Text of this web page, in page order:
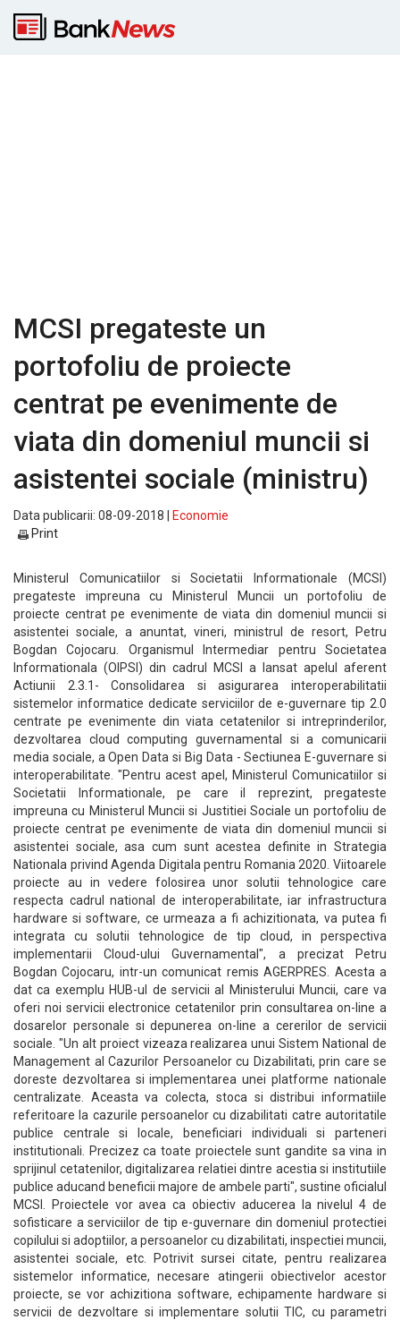
MCSI pregateste un
portofoliu de proiecte
centrat pe evenimente de
viata din domeniul muncii si
asistentei sociale (ministru)
Data publicarii: 08-09-2018 |
Economie
Print
Ministerul Comunicatiilor si Societatii Informationale (MCSI)
pregateste impreuna cu Ministerul Muncii un portofoliu de
proiecte centrat pe evenimente de viata din domeniul muncii si
asistentei sociale, a anuntat, vineri, ministrul de resort, Petru
Bogdan Cojocaru. Organismul Intermediar pentru Societatea
Informationala (OIPSI) din cadrul MCSI a lansat apelul aferent
Actiunii 2.3.1- Consolidarea si asigurarea interoperabilitatii
sistemelor informatice dedicate serviciilor de e-guvernare tip 2.0
centrate pe evenimente din viata cetatenilor si intreprinderilor,
dezvoltarea cloud computing guvernamental si a comunicarii
media sociale, a Open Data si Big Data - Sectiunea E-guvernare si
interoperabilitate. "Pentru acest apel, Ministerul Comunicatiilor si
Societatii Informationale, pe care il reprezint, pregateste
impreuna cu Ministerul Muncii si Justitiei Sociale un portofoliu de
proiecte centrat pe evenimente de viata din domeniul muncii si
asistentei sociale, asa cum sunt acestea definite in Strategia
Nationala privind Agenda Digitala pentru Romania 2020. Viitoarele
proiecte au in vedere folosirea unor solutii tehnologice care
respecta cadrul national de interoperabilitate, iar infrastructura
hardware si software, ce urmeaza a fi achizitionata, va putea fi
integrata cu solutii tehnologice de tip cloud, in perspectiva
implementarii Cloud-ului Guvernamental", a precizat Petru
Bogdan Cojocaru, intr-un comunicat remis AGERPRES. Acesta a
dat ca exemplu HUB-ul de servicii al Ministerului Muncii, care va
oferi noi servicii electronice cetatenilor prin consultarea on-line a
dosarelor personale si depunerea on-line a cererilor de servicii
sociale. "Un alt proiect vizeaza realizarea unui Sistem National de
Management al Cazurilor Persoanelor cu Dizabilitati, prin care se
doreste dezvoltarea si implementarea unei platforme nationale
centralizate. Aceasta va colecta, stoca si distribui informatiile
referitoare la cazurile persoanelor cu dizabilitati catre autoritatile
publice centrale si locale, beneficiari individuali si parteneri
institutionali. Precizez ca toate proiectele sunt gandite sa vina in
sprijinul cetatenilor, digitalizarea relatiei dintre acestia si institutiile
publice aducand beneficii majore de ambele parti", sustine oficialul
MCSI. Proiectele vor avea ca obiectiv aducerea la nivelul 4 de
sofisticare a serviciilor de tip e-guvernare din domeniul protectiei
copilului si adoptiilor, a persoanelor cu dizabilitati, inspectiei muncii,
asistentei sociale, etc. Potrivit sursei citate, pentru realizarea
sistemelor informatice, necesare atingerii obiectivelor acestor
proiecte, se vor achizitiona software, echipamente hardware si
servicii de dezvoltare si implementare solutii TIC, cu parametri